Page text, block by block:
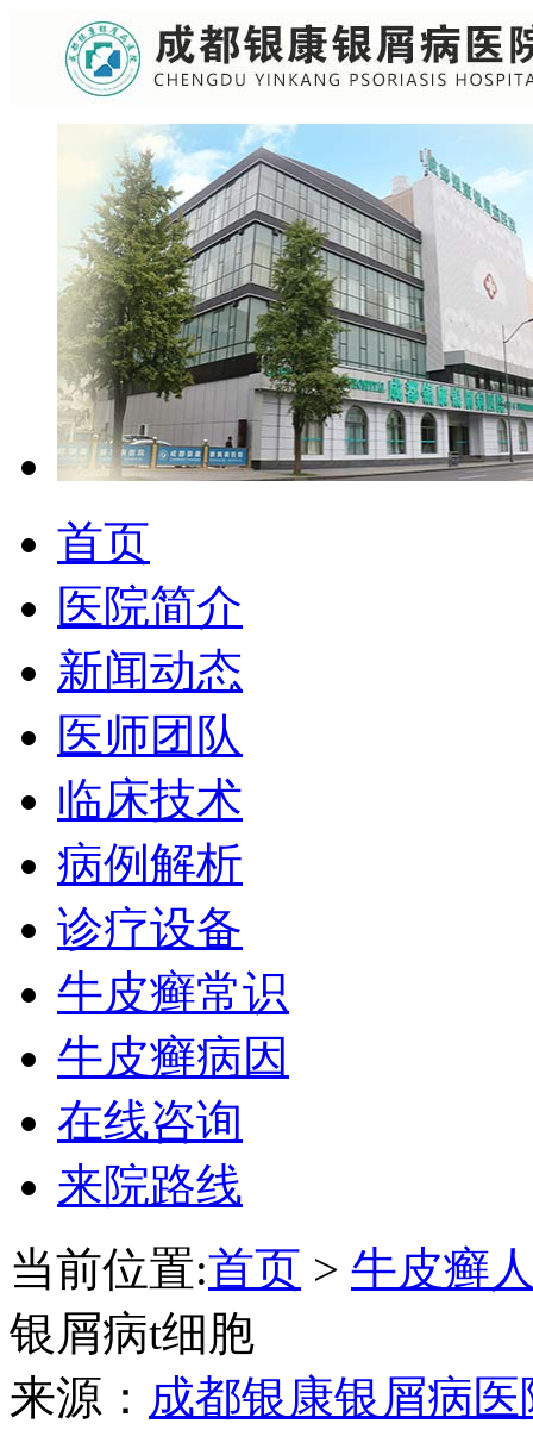
首页
医院简介
新闻动态
医师团队
临床技术
病例解析
诊疗设备
牛皮癣常识
牛皮癣病因
在线咨询
来院路线
当前位置:首页 > 牛皮癣
银屑病t细胞
来源： 成都银康银屑病医